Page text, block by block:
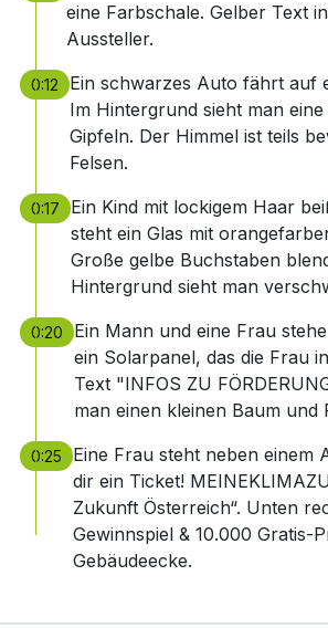
eine Farbschale. Gelber Text
Aussteller.
0:12
Ein schwarzes Auto fährt auf
Im Hintergrund sieht man
Gipfeln. Der Himmel ist teils
Felsen.
0:17
Ein Kind mit lockigem Haar
steht ein Glas mit
Große gelbe Buchstaben
Hintergrund sieht man
0:20
Ein Mann und eine Frau
ein Solarpanel, das die Frau
Text "INFOS ZU
man einen kleinen Baum und
0:25
Eine Frau steht neben einem
dir ein Ticket!
Zukunft Österreich“. Unten
Gewinnspiel & 10.000 Gratis-
Gebäudeecke.